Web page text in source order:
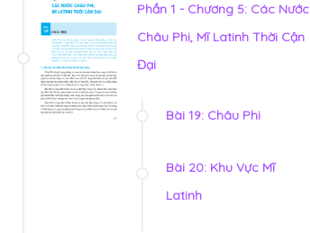
Phần 1 - Chương 5: Các Nước
Châu Phi, Mĩ Latinh Thời Cận
Đại
Bài 19: Châu Phi
Bài 20: Khu Vực Mĩ
Latinh